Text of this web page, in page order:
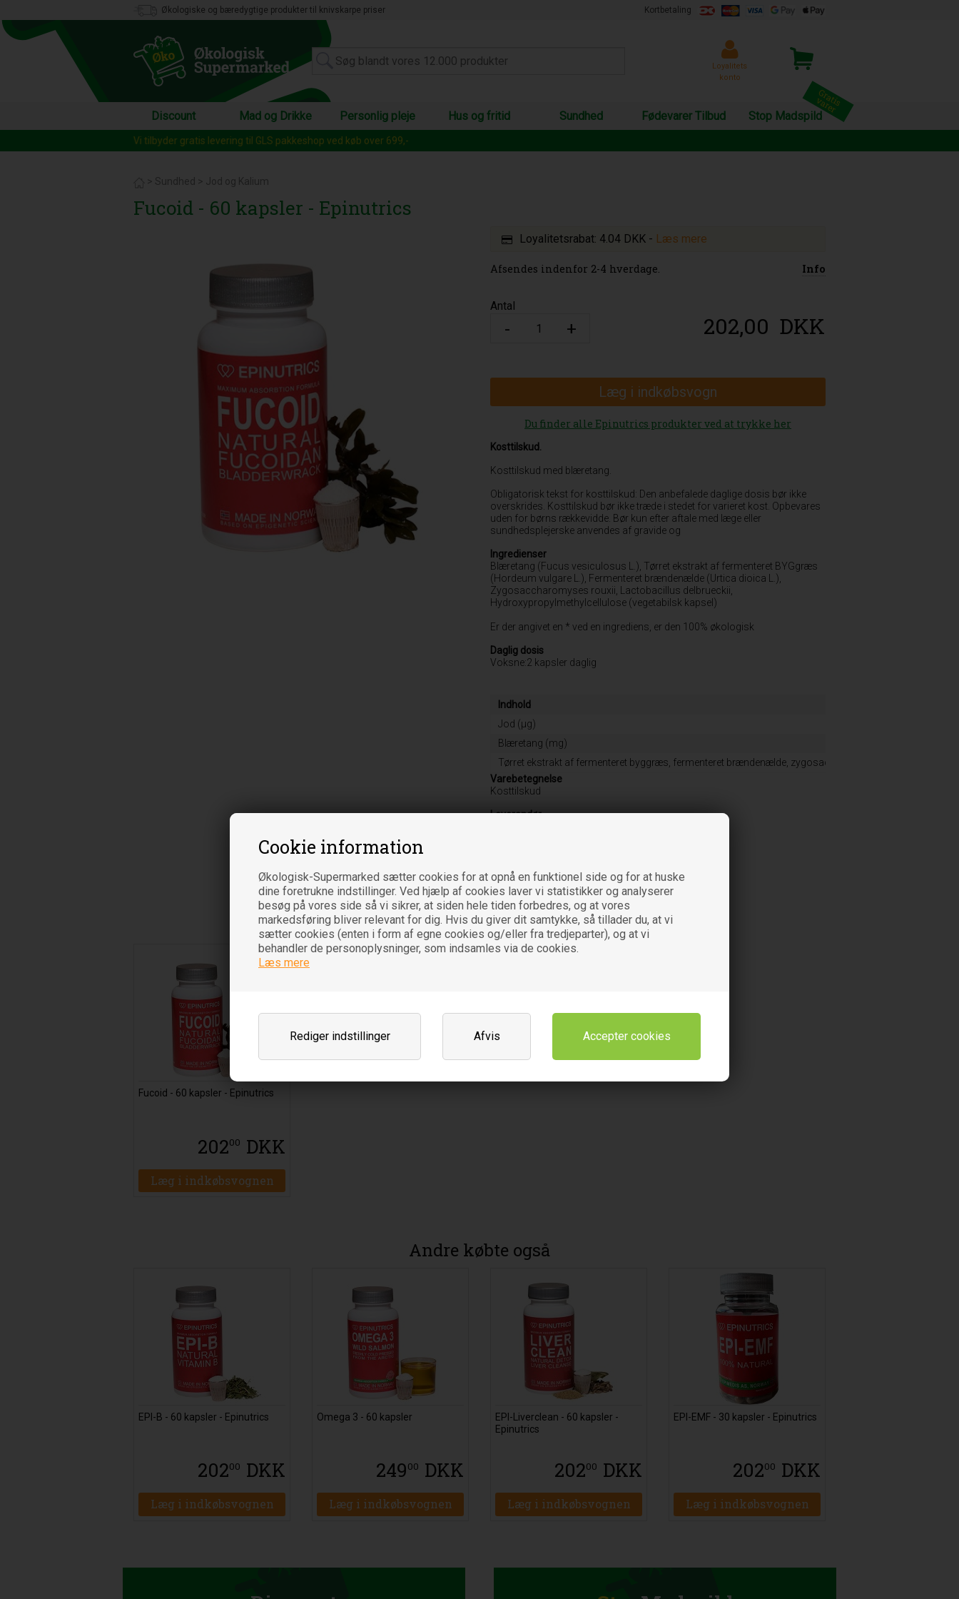
Cookie information
Økologisk-Supermarked sætter cookies for at opnå en funktionel side og for at huske
dine foretrukne indstillinger. Ved hjælp af cookies laver vi statistikker og analyserer
besøg på vores side så vi sikrer, at siden hele tiden forbedres, og at vores
markedsføring bliver relevant for dig. Hvis du giver dit samtykke, så tillader du, at vi
sætter cookies (enten i form af egne cookies og/eller fra tredjeparter), og at vi
behandler de personoplysninger, som indsamles via de cookies.
Læs mere
Rediger indstillinger Afvis
Økologiske og bæredygtige produkter til knivskarpe priser Kortbetaling
Loyalitets
konto
Discount Mad og Drikke Personlig pleje Hus og fritid Sundhed Fødevarer Tilbud Stop Madspild
Vi tilbyder gratis levering til GLS pakkeshop ved køb over 699,-
> Sundhed > Jod og Kalium
Fucoid - 60 kapsler - Epinutrics
Loyalitetsrabat: 4.04 DKK - Læs mere
Afsendes indenfor 2-4 hverdage. Info
Antal
202,00 DKK
Læg i indkøbsvogn
Du finder alle Epinutrics produkter ved at trykke her
Kosttilskud.
Kosttilskud med blæretang.
Obligatorisk tekst for kosttilskud: Den anbefalede daglige dosis bør ikke
overskrides. Kosttilskud bør ikke træde i stedet for varieret kost. Opbevares
uden for børns rækkevidde. Bør kun efter aftale med læge eller
sundhedsplejerske anvendes af gravide og
Ingredienser
Blæretang (Fucus vesiculosus L.), Tørret ekstrakt af fermenteret BYGgræs
(Hordeum vulgare L.), Fermenteret brændenælde (Urtica dioica L.),
Zygosaccharomyses rouxii, Lactobacillus delbrueckii,
Hydroxypropylmethylcellulose (vegetabilsk kapsel)
Er der angivet en * ved en ingrediens, er den 100% økologisk
Daglig dosis
Voksne:2 kapsler daglig
Indhold
Jod (μg)
Blæretang (mg)
Tørret ekstrakt af fermenteret byggræs, fermenteret brændenælde, zygosaccharomyses rouxii og
Varebetegnelse
Kosttilskud
Leverandør
Relaterede varer
Fucoid - 60 kapsler - Epinutrics
20200 DKK
Læg i indkøbsvognen
Andre købte også
EPI-B - 60 kapsler - Epinutrics
20200 DKK
Læg i indkøbsvognen
Omega 3 - 60 kapsler
24900 DKK
Læg i indkøbsvognen
EPI-Liverclean - 60 kapsler -
Epinutrics
20200 DKK
Læg i indkøbsvognen
EPI-EMF - 30 kapsler - Epinutrics
20200 DKK
Læg i indkøbsvognen